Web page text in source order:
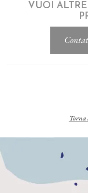
VUOI
Torna